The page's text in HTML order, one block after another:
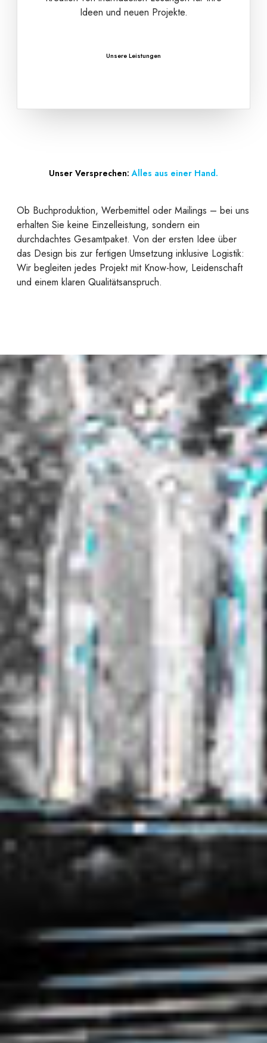
Ideen und neuen Projekte.
Unsere Leistungen
Unser Versprechen: Alles aus einer Hand.
Ob Buchproduktion, Werbemittel oder Mailings – bei uns
erhalten Sie keine Einzelleistung, sondern ein
durchdachtes Gesamtpaket. Von der ersten Idee über
das Design bis zur fertigen Umsetzung inklusive Logistik:
Wir begleiten jedes Projekt mit Know-how, Leidenschaft
und einem klaren Qualitätsanspruch.